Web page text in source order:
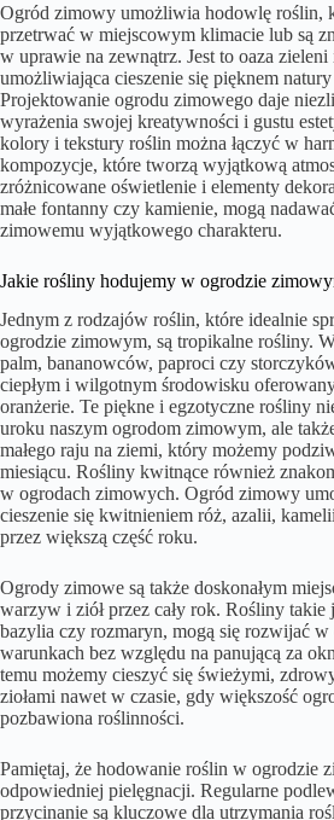
Ogród zimowy umożliwia hodowlę roślin,
przetrwać w miejscowym klimacie lub są
w uprawie na zewnątrz. Jest to oaza
umożliwiająca cieszenie się pięknem natury
Projektowanie ogrodu zimowego daje
wyrażenia swojej kreatywności i gustu
kolory i tekstury roślin można łączyć w
kompozycje, które tworzą wyjątkową
zróżnicowane oświetlenie i elementy
małe fontanny czy kamienie, mogą
zimowemu wyjątkowego charakteru.
Jakie rośliny hodujemy w ogrodzie
Jednym z rodzajów roślin, które idealnie
ogrodzie zimowym, są tropikalne rośliny.
palm, bananowców, paproci czy
ciepłym i wilgotnym środowisku
oranżerie. Te piękne i egzotyczne rośliny
uroku naszym ogrodom zimowym, ale
małego raju na ziemi, który możemy
miesiącu. Rośliny kwitnące również
w ogrodach zimowych. Ogród zimowy
cieszenie się kwitnieniem róż, azalii,
przez większą część roku.
Ogrody zimowe są także doskonałym
warzyw i ziół przez cały rok. Rośliny takie
bazylia czy rozmaryn, mogą się rozwijać
warunkach bez względu na panującą za
temu możemy cieszyć się świeżymi,
ziołami nawet w czasie, gdy większość
pozbawiona roślinności.
Pamiętaj, że hodowanie roślin w ogrodzie
odpowiedniej pielęgnacji. Regularne
przycinanie są kluczowe dla utrzymania